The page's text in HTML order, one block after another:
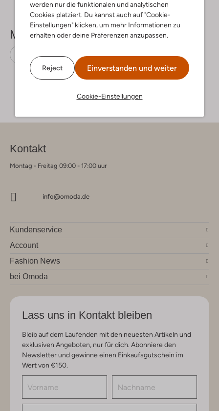
werden nur die funktionalen und analytischen
Cookies platziert. Du kannst auch auf "Cookie-
Einstellungen" klicken, um mehr Informationen zu
erhalten oder deine Präferenzen anzupassen.
Reject Einverstanden und weiter
Cookie-Einstellungen
Mehr sehen
Biker Boots Nubikk Leder
Kontakt
Montag - Freitag 09:00 - 17:00 uur
info@omoda.de
Kundenservice
Account
Fashion News
bei Omoda
Lass uns in Kontakt bleiben
Bleib auf dem Laufenden mit den neuesten Artikeln und
exklusiven Angeboten, nur für dich. Abonniere den
Newsletter und gewinne einen Einkaufsgutschein im
Wert von €150.